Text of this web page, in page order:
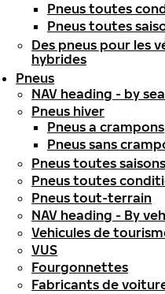
Pneus toutes
Pneus toutes
Des pneus pour les
hybrides
Pneus
NAV heading - by
Pneus hiver
Pneus a crampons
Pneus sans
Pneus toutes saisons
Pneus toutes
Pneus tout-terrain
NAV heading - By
Vehicules de
VUS
Fourgonnettes
Fabricants de